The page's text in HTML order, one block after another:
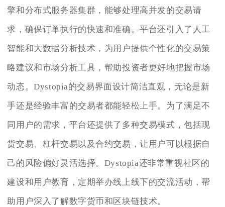
擎和分布式服务器集群，能够处理高并发的交易请
求，确保订单执行的快速和准确。平台还引入了人工
智能和大数据分析技术，为用户提供个性化的交易策
略建议和市场分析工具，帮助投资者更好地把握市场
动态。Dystopia的交易界面设计简洁直观，无论是新
手还是经验丰富的交易者都能轻松上手。为了满足不
同用户的需求，平台还提供了多种交易模式，包括现
货交易、杠杆交易以及合约交易，让用户可以根据自
己的风险偏好灵活选择。Dystopia还非常重视社区的
建设和用户教育，定期举办线上线下的交流活动，帮
助用户深入了解数字货币和区块链技术。